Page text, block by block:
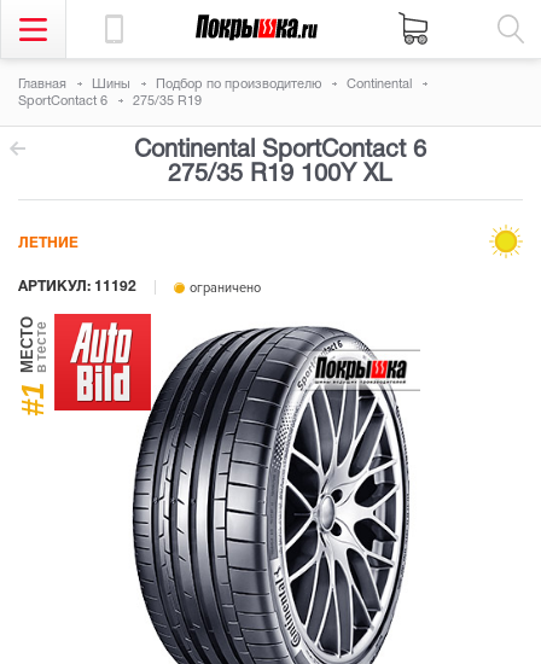
Главная Шины Подбор по производителю
Continental
SportContact 6
275/35 R19
Continental SportContact 6
275/35 R19 100Y XL
АРТИКУЛ: 11192 ограничено
ЛЕТНИЕ
#1
МЕСТОв тесте